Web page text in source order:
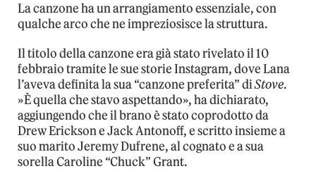
La canzone ha un arrangiamento essenziale, con
qualche arco che ne impreziosisce la struttura.
Il titolo della canzone era già stato rivelato il 10
febbraio tramite le sue storie Instagram, dove Lana
l’aveva definita la sua “canzone preferita” diStove.
»È quella che stavo aspettando», ha dichiarato,
aggiungendo che il brano è stato coprodotto da
Drew Erickson e Jack Antonoff, e scritto insieme a
suo marito Jeremy Dufrene, al cognato e a sua
sorella Caroline “Chuck” Grant.